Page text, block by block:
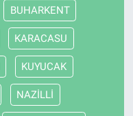
BUHARKENT
KARACASU
KUYUCAK
NAZİLLİ